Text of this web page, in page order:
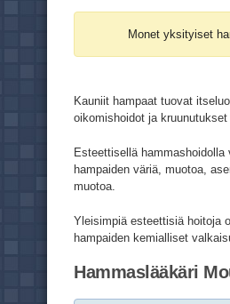
Monet yksityiset
Kauniit hampaat tuovat
oikomishoidot ja
Esteettisellä
hampaiden väriä, muotoa,
muotoa.
Yleisimpiä esteettisiä hoitoja
hampaiden kemialliset
Hammaslääkäri